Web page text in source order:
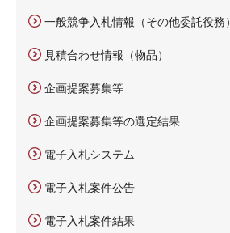
一般競争入札情報（その他委託役務）
見積合わせ情報（物品）
企画提案募集等
企画提案募集等の選定結果
電子入札システム
電子入札案件公告
電子入札案件結果